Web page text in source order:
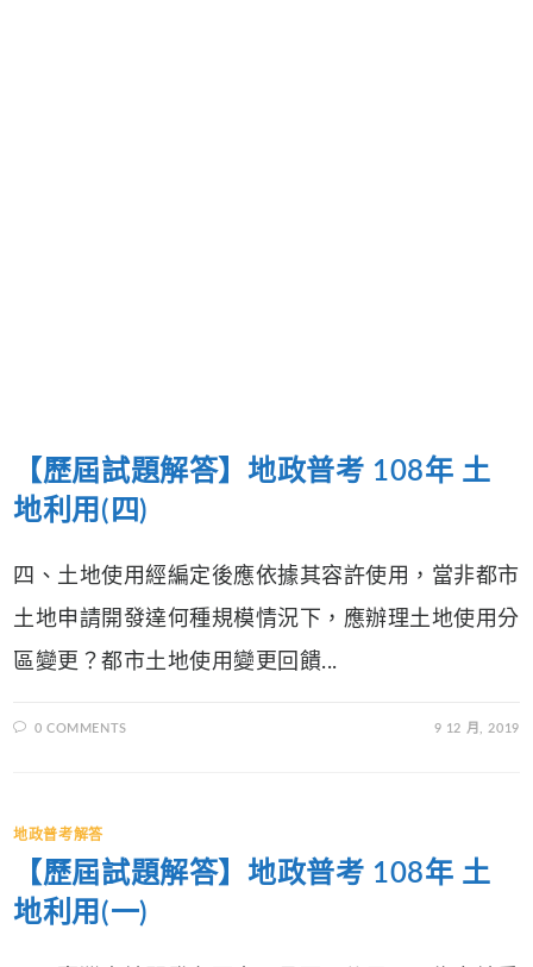
【歷屆試題解答】地政普考 108年 土
地利用(四)
四、土地使用經編定後應依據其容許使用，當非都市
土地申請開發達何種規模情況下，應辦理土地使用分
區變更？都市土地使用變更回饋...
0 COMMENTS 9 12 月, 2019
地政普考解答
【歷屆試題解答】地政普考 108年 土
地利用(一)